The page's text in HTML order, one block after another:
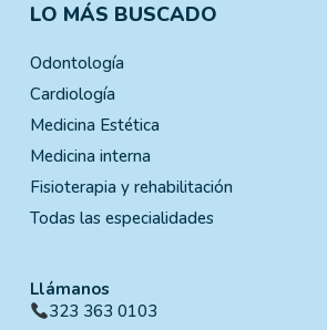
LO MÁS BUSCADO
Odontología
Cardiología
Medicina Estética
Medicina interna
Fisioterapia y rehabilitación
Todas las especialidades
Llámanos
323 363 0103